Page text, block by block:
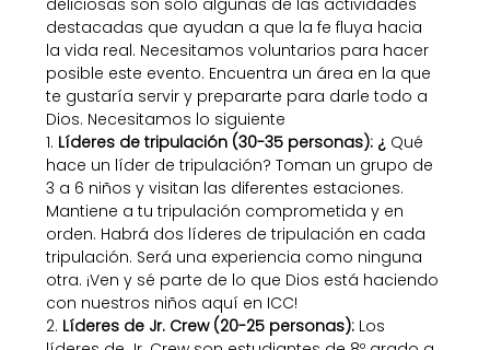
deliciosas son sólo algunas de las actividades
destacadas que ayudan a que la fe fluya hacia
la vida real. Necesitamos voluntarios para hacer
posible este evento. Encuentra un área en la que
te gustaría servir y prepararte para darle todo a
Dios. Necesitamos lo siguiente
1. Líderes de tripulación (30-35 personas): ¿ Qué
hace un líder de tripulación? Toman un grupo de
3 a 6 niños y visitan las diferentes estaciones.
Mantiene a tu tripulación comprometida y en
orden. Habrá dos líderes de tripulación en cada
tripulación. Será una experiencia como ninguna
otra. ¡Ven y sé parte de lo que Dios está haciendo
con nuestros niños aquí en ICC!
2. Líderes de Jr. Crew (20-25 personas): Los